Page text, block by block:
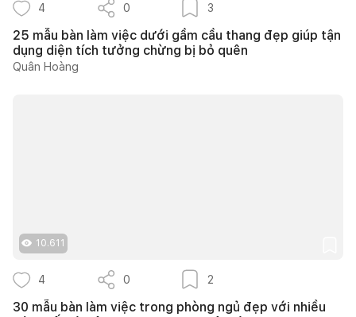
4 0 3
25 mẫu bàn làm việc dưới gầm cầu thang đẹp giúp tận
dụng diện tích tưởng chừng bị bỏ quên
Quân Hoàng
10.611
4 0 2
30 mẫu bàn làm việc trong phòng ngủ đẹp với nhiều